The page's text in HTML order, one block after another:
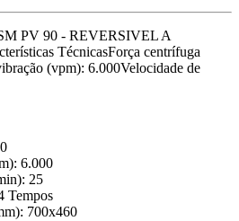
PV 90 - REVERSIVEL A
TécnicasForça centrífuga
(vpm): 6.000Velocidade de
6.000
25
Tempos
700x460